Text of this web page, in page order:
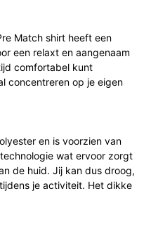
Match shirt heeft een
een relaxt en aangenaam
comfortabel kunt
concentreren op je eigen
en is voorzien van
wat ervoor zorgt
de huid. Jij kan dus droog,
je activiteit. Het dikke